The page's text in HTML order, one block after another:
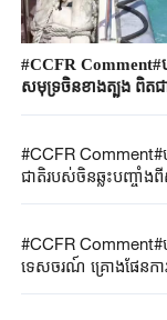
#CCFR Comment#
សមុទ្រចិនខាងត្បូង ពិតជ
#CCFR Comment#ប
ជាតិរបស់ចិនឆ្លុះបញ្ចាំ
#CCFR Comment#
ទេសចរណ៍ គ្រោងផែនកា